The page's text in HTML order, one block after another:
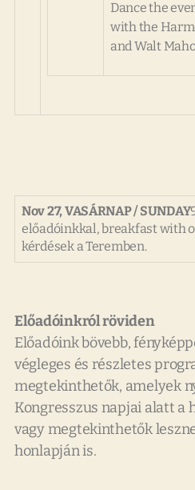
Dance the
with the
and Walt
Nov 27, VASÁRNAP /SUNDAY
előadóinkkal,breakfast with
kérdések a Teremben.
Előadóinkról röviden
Előadóink bövebb,
végleges és részletes
megtekinthetők, amelyek
Kongresszus napjai alatt a
vagy megtekinthetők
honlapján is.